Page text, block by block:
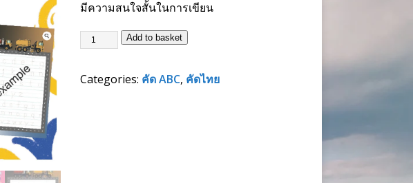
มีความสนใจสั้นในการเขียน
Add to basket
Categories: คัด ABC, คัดไทย